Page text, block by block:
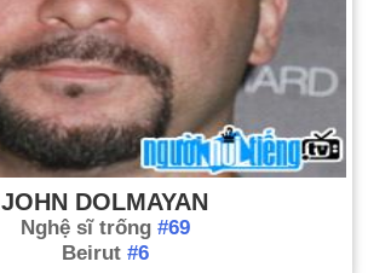
JOHN DOLMAYAN
Nghệ sĩ trống #69
Beirut #6